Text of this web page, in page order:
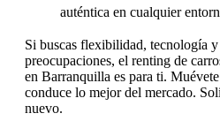
auténtica en cualquier
Si buscas flexibilidad, tecnología
preocupaciones, el renting de
en Barranquilla es para ti.
conduce lo mejor del mercado.
nuevo.